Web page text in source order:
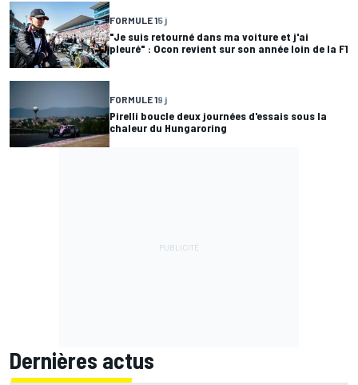
FORMULE 15 j
"Je suis retourné dans ma voiture et j'ai
pleuré" : Ocon revient sur son année loin de la F1
FORMULE 19 j
Pirelli boucle deux journées d'essais sous la
chaleur du Hungaroring
Dernières actus